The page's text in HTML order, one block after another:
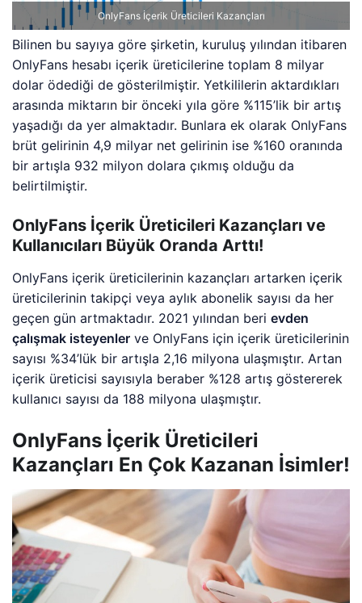
OnlyFans İçerik Üreticileri Kazançları
Bilinen bu sayıya göre şirketin, kuruluş yılından itibaren
OnlyFans hesabı içerik üreticilerine toplam 8 milyar
dolar ödediği de gösterilmiştir. Yetkililerin aktardıkları
arasında miktarın bir önceki yıla göre %115’lik bir artış
yaşadığı da yer almaktadır. Bunlara ek olarak OnlyFans
brüt gelirinin 4,9 milyar net gelirinin ise %160 oranında
bir artışla 932 milyon dolara çıkmış olduğu da
belirtilmiştir.
OnlyFans İçerik Üreticileri Kazançları ve
Kullanıcıları Büyük Oranda Arttı!
OnlyFans içerik üreticilerinin kazançları artarken içerik
üreticilerinin takipçi veya aylık abonelik sayısı da her
geçen gün artmaktadır. 2021 yılından berievden
çalışmak isteyenler ve OnlyFans için içerik üreticilerinin
sayısı %34’lük bir artışla 2,16 milyona ulaşmıştır. Artan
içerik üreticisi sayısıyla beraber %128 artış göstererek
kullanıcı sayısı da 188 milyona ulaşmıştır.
OnlyFans İçerik Üreticileri
Kazançları En Çok Kazanan İsimler!